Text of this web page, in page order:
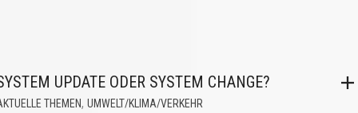
UPDATE ODER SYSTEM CHANGE?
THEMEN, UMWELT/KLIMA/VERKEHR